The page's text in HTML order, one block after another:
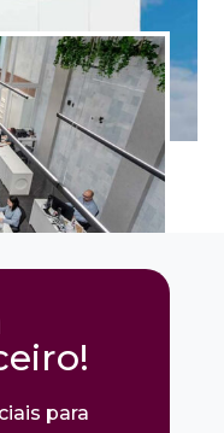
para